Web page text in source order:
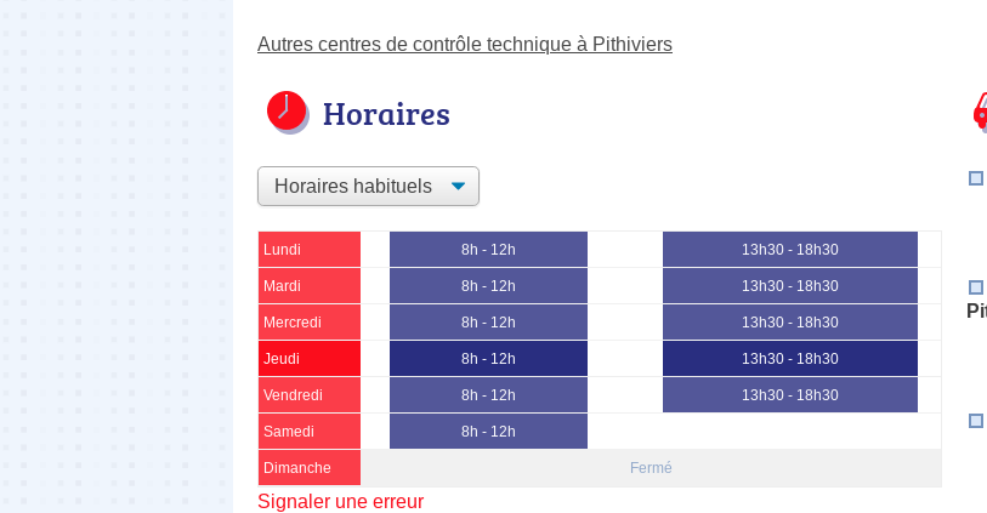
Autres centres de contrôle technique à Pithiviers
Horaires
Lundi 8h - 12h 13h30 - 18h30
Mardi 8h - 12h 13h30 - 18h30
Mercredi 8h - 12h 13h30 - 18h30
Jeudi 8h - 12h 13h30 - 18h30
Vendredi 8h - 12h 13h30 - 18h30
Samedi 8h - 12h
Dimanche Fermé
Signaler une erreur